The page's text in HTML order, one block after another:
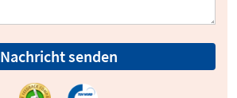
Nachricht senden